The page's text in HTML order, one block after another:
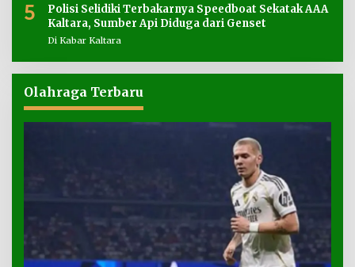
5
Polisi Selidiki Terbakarnya Speedboat Sekatak AAA
Kaltara, Sumber Api Diduga dari Genset
Di Kabar Kaltara
Olahraga Terbaru